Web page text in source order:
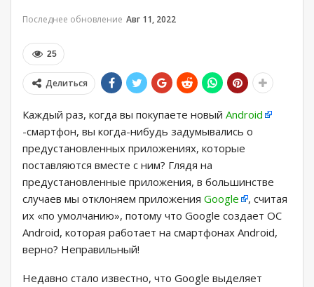
Последнее обновление Авг 11, 2022
25
Делиться
Каждый раз, когда вы покупаете новый Android
-смартфон, вы когда-нибудь задумывались о
предустановленных приложениях, которые
поставляются вместе с ним? Глядя на
предустановленные приложения, в большинстве
случаев мы отклоняем приложения Google
, считая
их «по умолчанию», потому что Google создает ОС
Android, которая работает на смартфонах Android,
верно? Неправильный!
Недавно стало известно, что Google выделяет